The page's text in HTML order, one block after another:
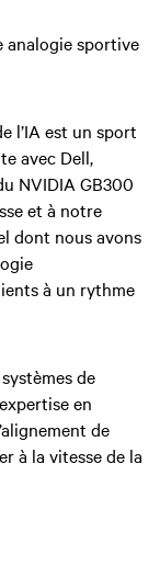
analogie sportive
l’IA est un sport
avec Dell,
NVIDIA GB300
et à notre
dont nous avons
à un rythme
de
en
de
à la vitesse de la